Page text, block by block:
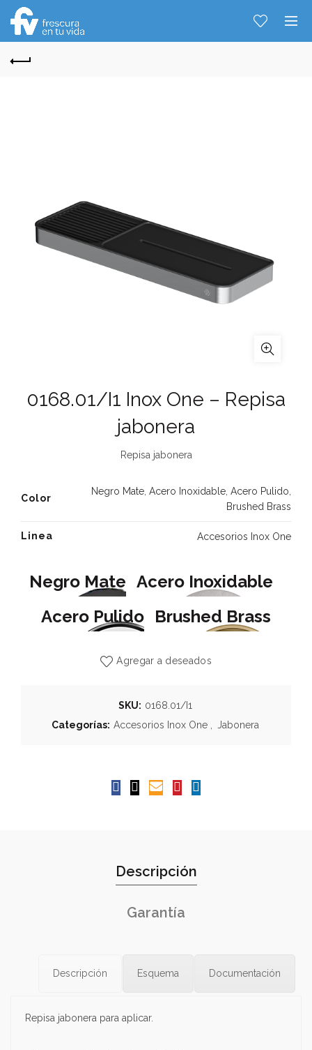
0168.01/I1 Inox One – Repisa
jabonera
Repisa jabonera
Color
Negro Mate Acero Inoxidable Acero Pulido
Brushed Brass
Linea Accesorios Inox One
Negro Mate Acero Inoxidable
Acero Pulido Brushed Brass
Agregar a deseados
SKU: 0168.01/I1
Categorías: Accesorios Inox One Jabonera
Descripción
Garantía
Descripción Esquema Documentación
Repisa jabonera para aplicar.
Solo tenes que decirme: Hola